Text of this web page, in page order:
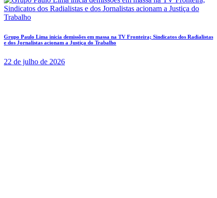
Grupo Paulo Lima inicia demissões em massa na TV Fronteira; Sindicatos dos Radialistas
e dos Jornalistas acionam a Justiça do Trabalho
22 de julho de 2026